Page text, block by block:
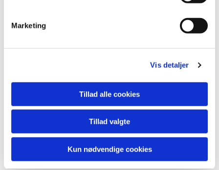
Marketing
Vis detaljer
Tillad alle cookies
Tillad valgte
Kun nødvendige cookies